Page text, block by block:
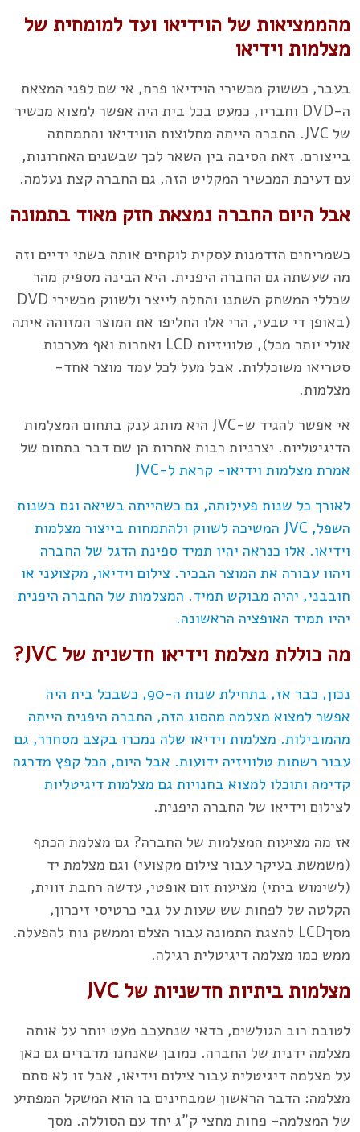
מהממציאות של הוידיאו ועד למומחית של
מצלמות וידיאו
בעבר, כששוק מכשירי הוידיאו פרח, אי שם לפני המצאת
ה-DVD וחבריו, כמעט בכל בית היה אפשר למצוא מכשיר
של JVC. החברה הייתה מחלוצות הווידיאו והתמחתה
בייצורם. זאת הסיבה בין השאר לכך שבשנים האחרונות,
עם דעיכת המכשיר המקליט הזה, גם החברה קצת נעלמה.
אבל היום החברה נמצאת חזק מאוד בתמונה
כשמריחים הזדמנות עסקית לוקחים אותה בשתי ידיים וזה
מה שעשתה גם החברה היפנית. היא הבינה מספיק מהר
שכללי המשחק השתנו והחלה לייצר ולשווק מכשירי DVD
(באופן די טבעי, הרי אלו החליפו את המוצר המזוהה איתה
אולי יותר מכל), טלוויזיות LCD ואחרות ואף מערכות
סטריאו משוכללות. אבל מעל לכל עמד מוצר אחד-
מצלמות.
אי אפשר להגיד ש-JVC היא מותג ענק בתחום המצלמות
הדיגיטליות. יצרניות רבות אחרות הן שם דבר בתחום של
אמרת מצלמות וידיאו- קראת ל-JVC
לאורך כל שנות פעילותה, גם כשהייתה בשיאה וגם בשנות
השפל, JVC המשיכה לשווק ולהתמחות בייצור מצלמות
וידיאו. אלו כנראה יהיו תמיד ספינת הדגל של החברה
ויהוו עבורה את המוצר הבכיר. צילום וידיאו, מקצועני או
חובבני, יהיה מבוקש תמיד. המצלמות של החברה היפנית
יהיו תמיד האופציה הראשונה.
מה כוללת מצלמת וידיאו חדשנית של JVC?
נכון, כבר אז, בתחילת שנות ה-90, כשבכל בית היה
אפשר למצוא מצלמה מהסוג הזה, החברה היפנית הייתה
מהמובילות. מצלמות וידיאו שלה נמכרו בקצב מסחרר, גם
עבור רשתות טלוויזיה ידועות. אבל היום, הכל קפץ מדרגה
קדימה ותוכלו למצוא בחנויות גם מצלמות דיגיטליות
לצילום וידיאו של החברה היפנית.
אז מה מציעות המצלמות של החברה? גם מצלמת הכתף
(משמשת בעיקר עבור צילום מקצועי) וגם מצלמת יד
(לשימוש ביתי) מציעות זום אופטי, עדשה רחבת זווית,
הקלטה של לפחות שש שעות על גבי כרטיסי זיכרון,
מסךLCD להצגת התמונה עבור הצלם וממשק נוח להפעלה.
ממש כמו מצלמה דיגיטלית רגילה.
מצלמות ביתיות חדשניות של JVC
לטובת רוב הגולשים, כדאי שנתעכב מעט יותר על אותה
מצלמה ידנית של החברה. כמובן שאנחנו מדברים גם כאן
על מצלמה דיגיטלית עבור צילום וידיאו, אבל זו לא סתם
מצלמה: הדבר הראשון שמבחינים בו הוא המשקל המפתיע
של המצלמה- פחות מחצי ק"ג יחד עם הסוללה. מסך